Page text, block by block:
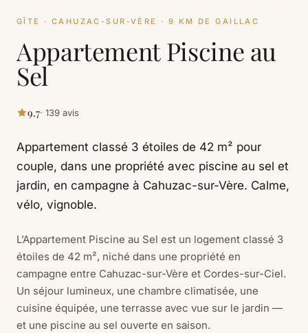
GÎTE · CAHUZAC-SUR-VÈRE · 9 KM DE GAILLAC
Appartement Piscine au
Sel
9.7· 139 avis
Appartement classé 3 étoiles de 42 m² pour
couple, dans une propriété avec piscine au sel et
jardin, en campagne à Cahuzac-sur-Vère. Calme,
vélo, vignoble.
L’Appartement Piscine au Sel est un logement classé 3
étoiles de 42 m², niché dans une propriété en
campagne entre Cahuzac-sur-Vère et Cordes-sur-Ciel.
Un séjour lumineux, une chambre climatisée, une
cuisine équipée, une terrasse avec vue sur le jardin —
et une piscine au sel ouverte en saison.